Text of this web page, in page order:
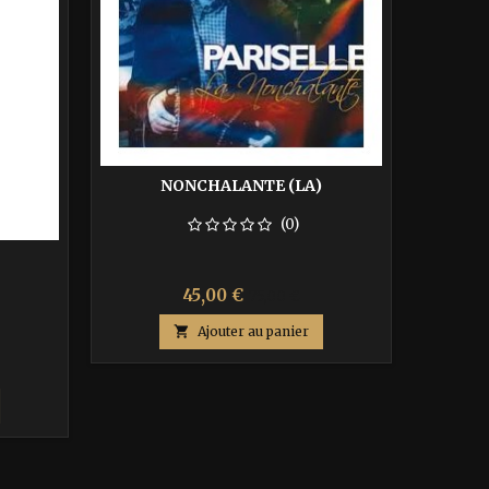
NONCHALANTE (LA)
(0)
Prix
45,00 €
base
 Ajouter au panier